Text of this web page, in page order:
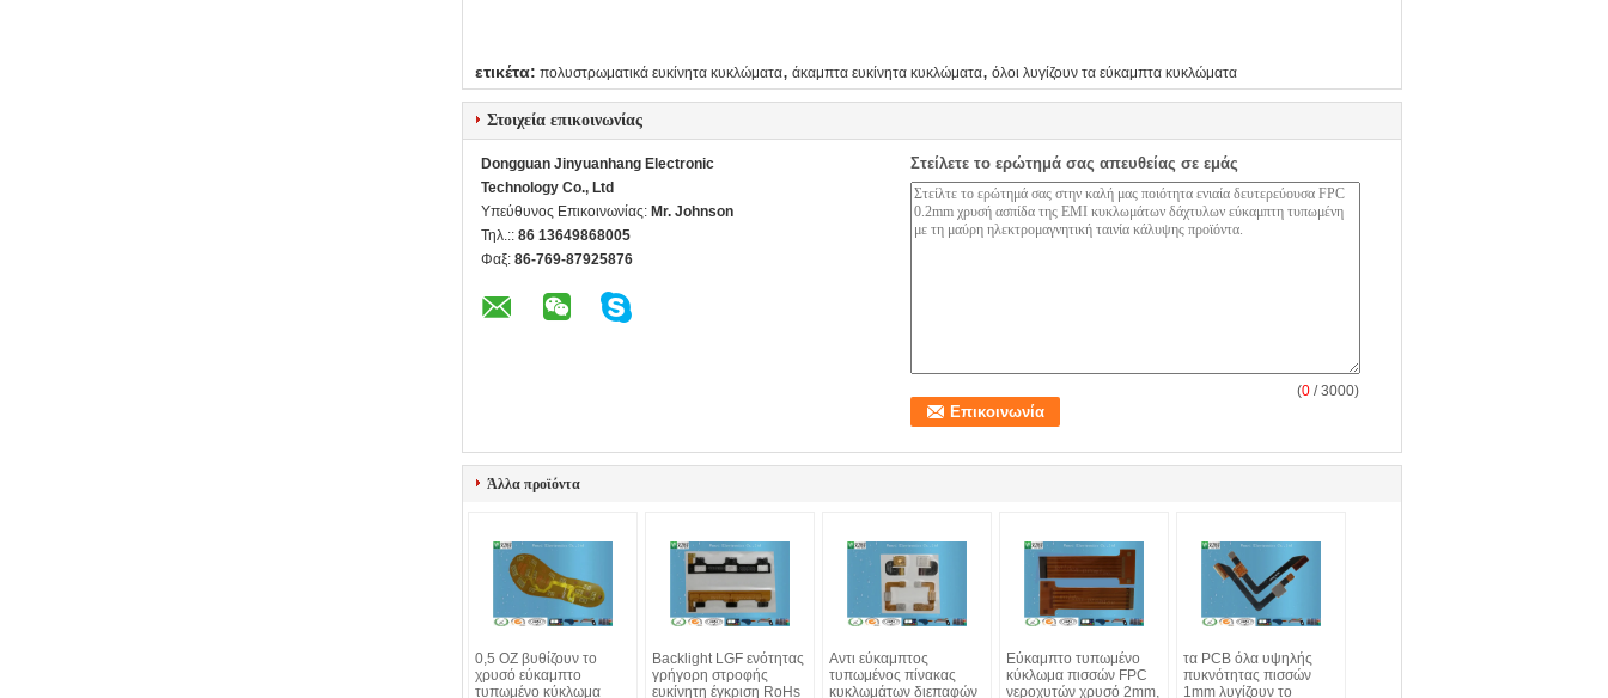
ετικέτα: πολυστρωματικά ευκίνητα κυκλώματα, άκαμπτα ευκίνητα κυκλώματα, όλοι λυγίζουν τα εύκαμπτα κυκλώματα
Στοιχεία επικοινωνίας
Dongguan Jinyuanhang Electronic
Technology Co., Ltd
Υπεύθυνος Επικοινωνίας: Mr. Johnson
Τηλ.:: 86 13649868005
Φαξ: 86-769-87925876
Στείλετε το ερώτημά σας απευθείας σε εμάς
(0 / 3000)
Άλλα προϊόντα
0,5 OZ βυθίζουν το
χρυσό εύκαμπτο
τυπωμένο κύκλωμα
Backlight LGF ενότητας
γρήγορη στροφής
ευκίνητη έγκριση RoHs
Αντι εύκαμπτος
τυπωμένος πίνακας
κυκλωμάτων διεπαφών
Εύκαμπτο τυπωμένο
κύκλωμα πισσών FPC
νεροχυτών χρυσό 2mm,
τα PCB όλα υψηλής
πυκνότητας πισσών
1mm λυγίζουν το